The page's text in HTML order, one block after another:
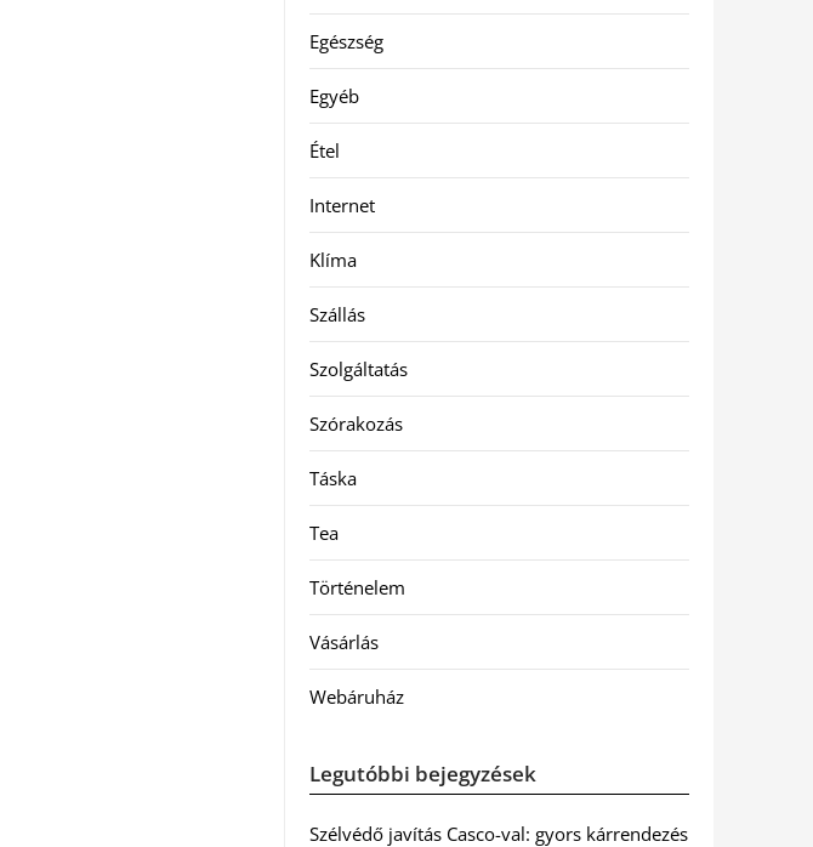
Egészség
Egyéb
Étel
Internet
Klíma
Szállás
Szolgáltatás
Szórakozás
Táska
Tea
Történelem
Vásárlás
Webáruház
Legutóbbi bejegyzések
Szélvédő javítás Casco-val: gyors kárrendezés